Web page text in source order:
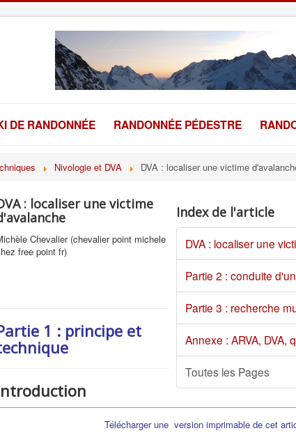
DE RANDONNÉE RANDONNÉE PÉDESTRE
Nivologie et DVA DVA : localiser une victime
Index de l'article
DVA : localiser une
Partie 2 : conduite
Partie 3 : recherche
Annexe : ARVA, DVA,
Toutes les Pages
: localiser une victime
Chevalier (chevalier point michele
free point fr)
Télécharger une version imprimable de cet
1 : principe et